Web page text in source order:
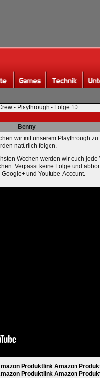
- Playthrough - Folge 10
Benny
wir mit unserem Playthrough zu
natürlich folgen.
Wochen werden wir euch jede
Verpasst keine Folge und
Google+ und Youtube-Account.
Produktlink Amazon
Produktlink Amazon